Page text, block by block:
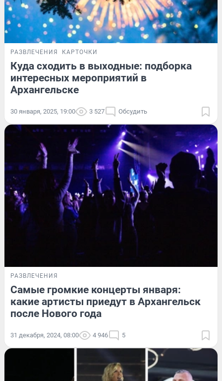
РАЗВЛЕЧЕНИЯ КАРТОЧКИ
Куда сходить в выходные: подборка
интересных мероприятий в
Архангельске
30 января, 2025, 19:00 3 527 Обсудить
РАЗВЛЕЧЕНИЯ
Самые громкие концерты января:
какие артисты приедут в Архангельск
после Нового года
31 декабря, 2024, 08:00 4 946 5